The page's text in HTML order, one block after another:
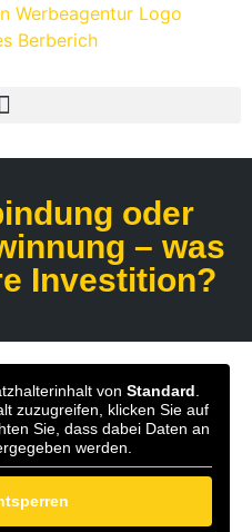
oder
– was
Investition?
von Standard
zuzugreifen, klicken Sie auf
Sie, dass dabei Daten an
werden.